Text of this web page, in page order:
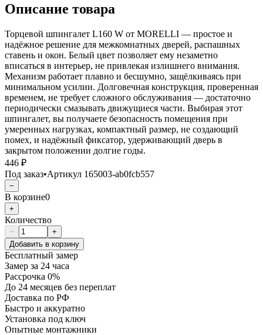
Описание товара
Торцевой шпингалет L160 W от MORELLI — простое и
надёжное решение для межкомнатных дверей, распашных
ставень и окон. Белый цвет позволяет ему незаметно
вписаться в интерьер, не привлекая излишнего внимания.
Механизм работает плавно и бесшумно, защёлкиваясь при
минимальном усилии. Долговечная конструкция, проверенная
временем, не требует сложного обслуживания — достаточно
периодически смазывать движущиеся части. Выбирая этот
шпингалет, вы получаете безопасность помещения при
умеренных нагрузках, компактный размер, не создающий
помех, и надёжный фиксатор, удерживающий дверь в
закрытом положении долгие годы.
446 ₽
Под заказ•Артикул 165003-ab0fcb557
−
В корзине0
+
Количество
−
+
Добавить в корзину
Бесплатный замер
Замер за 24 часа
Рассрочка 0%
До 24 месяцев без переплат
Доставка по РФ
Быстро и аккуратно
Установка под ключ
Опытные монтажники